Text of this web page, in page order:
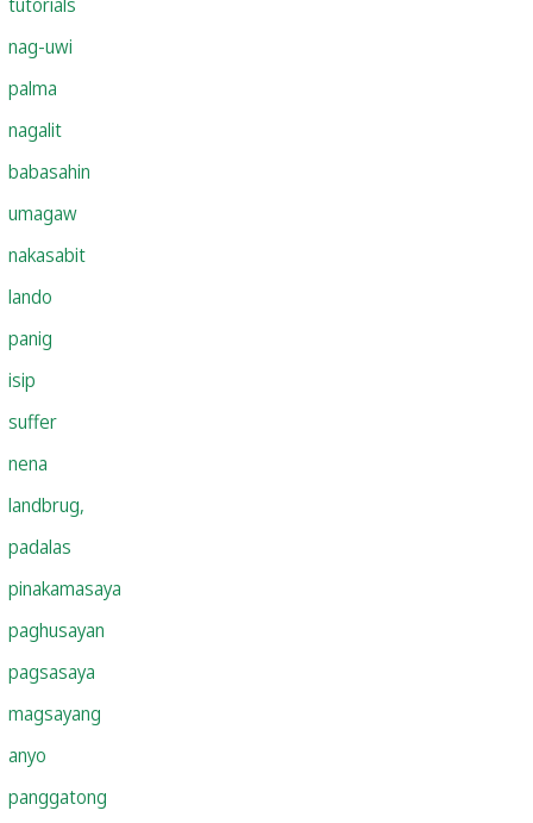
nag-uwi
palma
nagalit
babasahin
umagaw
nakasabit
lando
panig
isip
suffer
nena
landbrug,
padalas
pinakamasaya
paghusayan
pagsasaya
magsayang
anyo
panggatong